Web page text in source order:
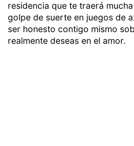
residencia que te traerá
golpe de suerte en juegos de
ser honesto contigo mismo
realmente deseas en el amor.